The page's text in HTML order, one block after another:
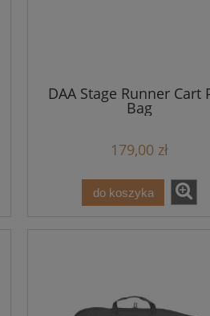
DAA Stage Runner Cart
Bag
179,00 zł
do koszyka